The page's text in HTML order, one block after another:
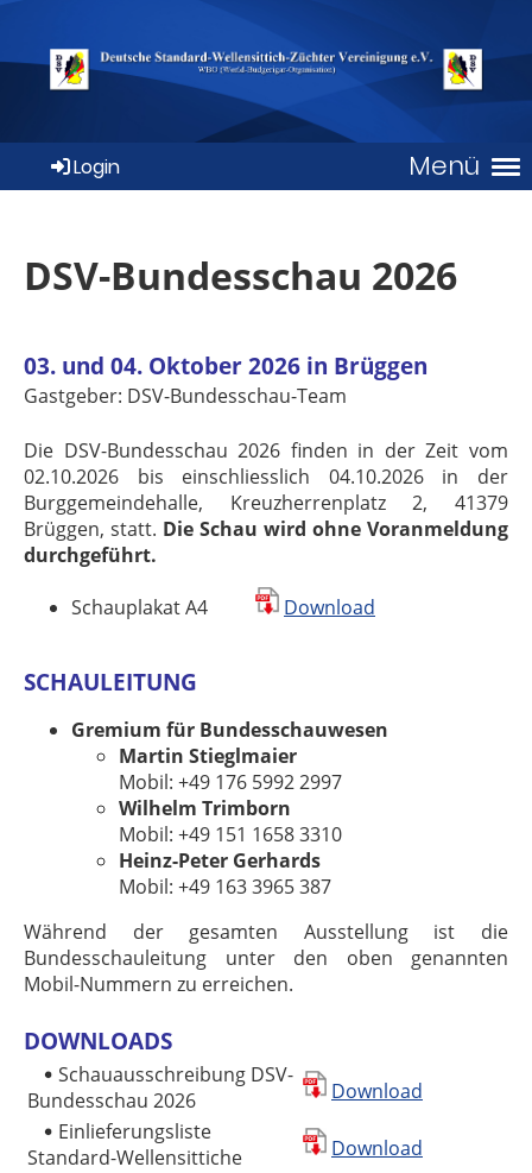
Menü
Login
DSV-Bundesschau 2026
03. und 04. Oktober 2026 in Brüggen
Gastgeber: DSV-Bundesschau-Team
Die DSV-Bundesschau 2026 finden in der Zeit vom
02.10.2026 bis einschliesslich 04.10.2026 in der
Burggemeindehalle, Kreuzherrenplatz 2, 41379
Brüggen, statt. Die Schau wird ohne Voranmeldung
durchgeführt.
Schauplakat A4
Download
SCHAULEITUNG
Gremium für Bundesschauwesen
Martin Stieglmaier
Mobil: +49 176 5992 2997
Wilhelm Trimborn
Mobil: +49 151 1658 3310
Heinz-Peter Gerhards
Mobil: +49 163 3965 387
Während der gesamten Ausstellung ist die
Bundesschauleitung unter den oben genannten
Mobil-Nummern zu erreichen.
DOWNLOADS
Schauausschreibung DSV-
Bundesschau 2026
Download
Einlieferungsliste
Standard-Wellensittiche
Download